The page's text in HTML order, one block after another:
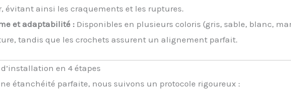
évitant ainsi les craquements et les ruptures.
et adaptabilité : Disponibles en plusieurs coloris (gris, sable, blanc,
tandis que les crochets assurent un alignement parfait.
en 4 étapes
étanchéité parfaite, nous suivons un protocole rigoureux :